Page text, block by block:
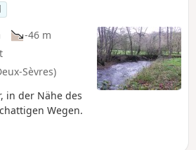
-46 m
Sèvres)
in der Nähe des
Wegen.